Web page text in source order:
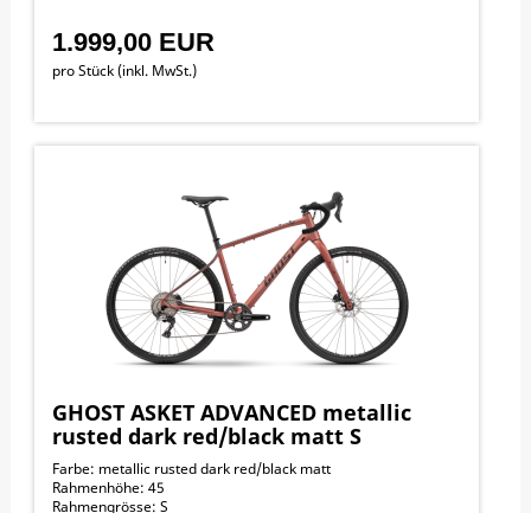
1.999,00 EUR
pro Stück (inkl. MwSt.)
GHOST ASKET ADVANCED metallic
rusted dark red/black matt S
Farbe: metallic rusted dark red/black matt
Rahmenhöhe: 45
Rahmengrösse: S